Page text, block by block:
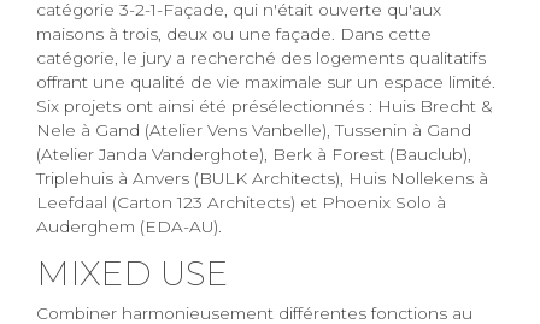
catégorie 3-2-1-Façade, qui n'était ouverte qu'aux
maisons à trois, deux ou une façade. Dans cette
catégorie, le jury a recherché des logements qualitatifs
offrant une qualité de vie maximale sur un espace limité.
Six projets ont ainsi été présélectionnés : Huis Brecht &
Nele à Gand (Atelier Vens Vanbelle), Tussenin à Gand
(Atelier Janda Vanderghote), Berk à Forest (Bauclub),
Triplehuis à Anvers (BULK Architects), Huis Nollekens à
Leefdaal (Carton 123 Architects) et Phoenix Solo à
Auderghem (EDA-AU).
MIXED USE
Combiner harmonieusement différentes fonctions au